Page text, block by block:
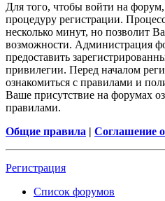
Для того, чтобы войти на
процедуру регистрации.
несколько минут, но позволит
возможности. Администрация
предоставить
привилегии. Перед началом
ознакомиться с правилами и
Ваше присутствие на форумах
правилами.
Общие правила | Соглашение
Регистрация
Список форумов